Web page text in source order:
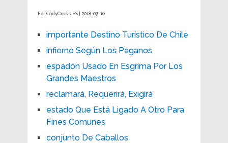
For CodyCross ES | 2018-07-10
importante Destino Turístico De Chile
infierno Según Los Paganos
espadón Usado En Esgrima Por Los
Grandes Maestros
reclamará, Requerirá, Exigirá
estado Que Está Ligado A Otro Para
Fines Comunes
conjunto De Caballos